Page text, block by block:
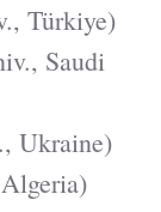
Türkiye)
Saudi
Ukraine)